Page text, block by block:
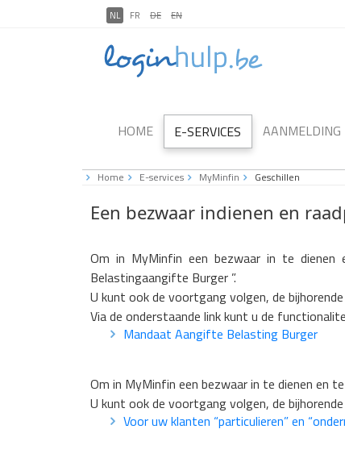
NL FR DE EN
HOME E-SERVICES AANMELDING
Home E-services MyMinfin Geschillen
Een bezwaar indienen en
Om in MyMinfin een bezwaar in te dienen
Belastingaangifte Burger ”.
U kunt ook de voortgang volgen, de
Via de onderstaande link kunt u de
Mandaat Aangifte Belasting Burger
Om in MyMinfin een bezwaar in te dienen en
U kunt ook de voortgang volgen, de
Voor uw klanten “particulieren” en